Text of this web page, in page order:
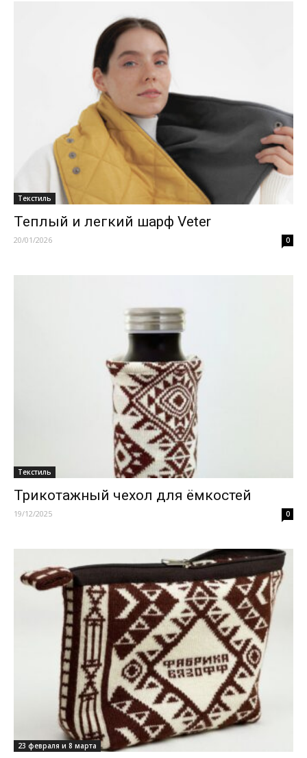
Текстиль
Теплый и легкий шарф Veter
20/01/2026 0
Текстиль
Трикотажный чехол для ёмкостей
19/12/2025 0
23 февраля и 8 марта